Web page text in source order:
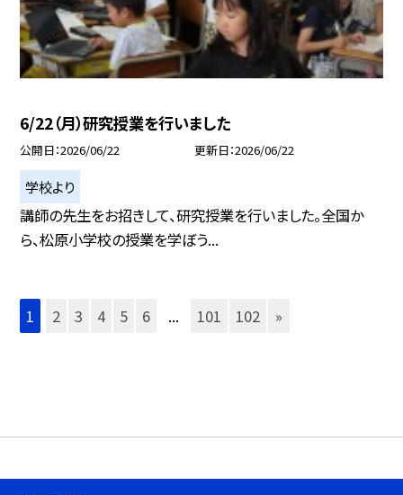
6/22（月）研究授業を行いました
公開日 2026/06/22 更新日 2026/06/22
学校より
講師の先生をお招きして、研究授業を行いました。全国か
ら、松原小学校の授業を学ぼう...
1 2 3 4 5 6 ... 101 102 »